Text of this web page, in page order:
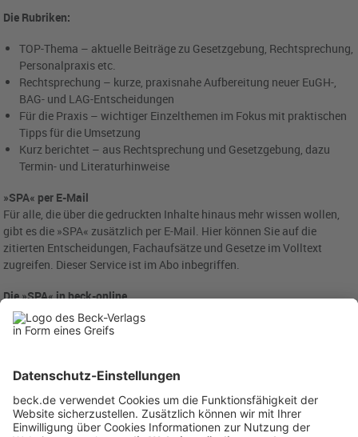
Die Rubriken:
TOP-Thema – aktuelle Beiträge zu Gesetzgebung, Rechtsprechung,
Personalpraxis etc.
Rechtsprechung – kurze, praxisnahe Aufbereitung neuer EuGH-,
BAG- und LAG-Entscheidungen
Für die Praxis – wichtiger Einzelthemen im Fokus mit praktischen
Tipps für die Umsetzung
Kurz berichtet – aus Rechtsprechung und Gesetzgebung, dazu
Termin- und Literaturhinweise
»SPA« per E-Mail
Für alle, die über die gedruckten Inhalte hinaus mehr wissen wollen,
gibt es die »SPA« zusätzlich per E-Mail. Hier können Sie auf die
zitierten Entscheidungen, Fachaufsätze und Gesetze im Volltext
zugreifen. Dieser Service ist im Abo inbegriffen.
Die »SPA« in beck-online
Alle Abonnenten der Zeitschrift » SPA – Schnellinformation für
Personalmanagement und Arbeitsrecht « haben über beck-online
Daneben verfügen Sie über alle praxisrelevanten Gesetze und
Verordnungen zum Arbeitsrecht. Auch dieser Service ist bereits im
Abo inbegriffen.